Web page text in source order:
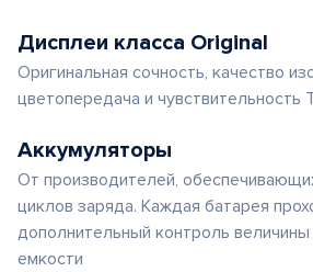
Дисплеи класса Original
Оригинальная сочность, качество
цветопередача и чувствительность
Аккумуляторы
От производителей,
циклов заряда. Каждая батарея
дополнительный контроль
емкости